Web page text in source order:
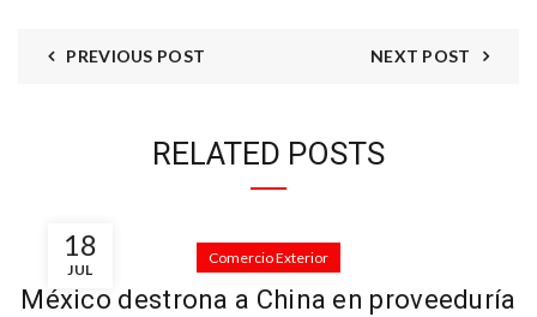
PREVIOUS POST NEXT POST
RELATED POSTS
18
JUL
Comercio Exterior
México destrona a China en proveeduría